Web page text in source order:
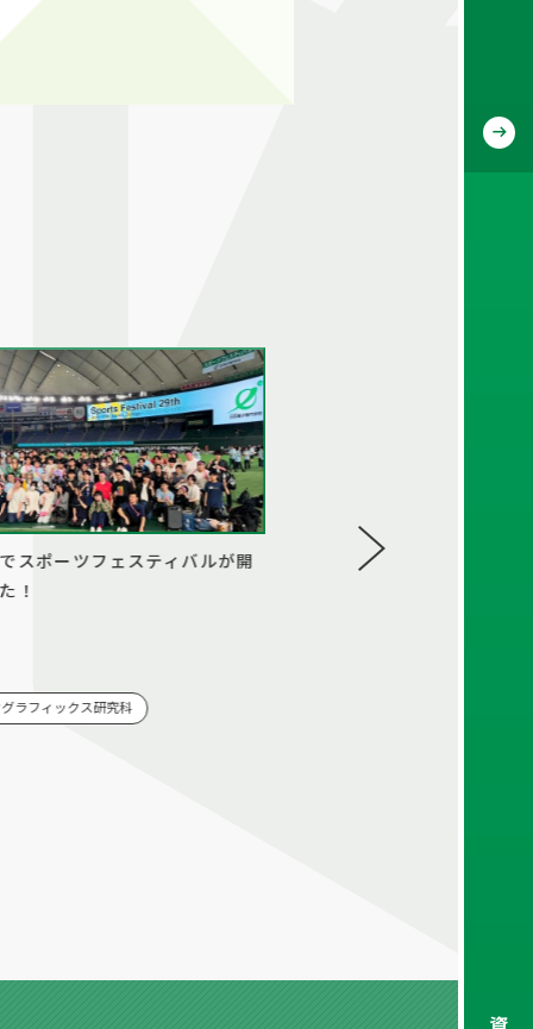
スポーツフェスティバルが開
！
ラフィックス研究科
第29回スポーツフェスティ